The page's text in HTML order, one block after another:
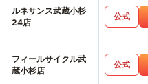
ルネサンス武蔵小杉
24店
公式
フィールサイクル武
蔵小杉店
公式